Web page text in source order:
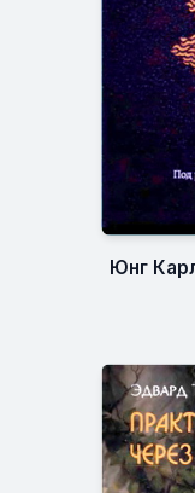
Юнг